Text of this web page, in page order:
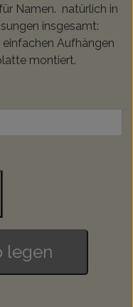
Namen. natürlich in
insgesamt:
Aufhängen
montiert.
legen